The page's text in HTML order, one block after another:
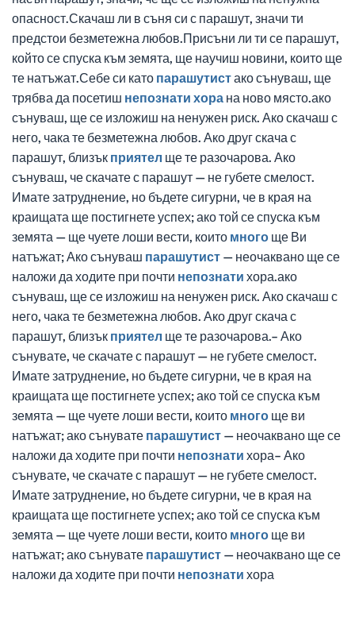
опасност.Скачаш ли в съня си с парашут, значи ти
предстои безметежна любов.Присъни ли ти се парашут,
който се спуска към земята, ще научиш новини, които ще
те натъжат.Себе си като парашутистако сънуваш, ще
трябва да посетиш непознати хора на ново място.ако
сънуваш, ще се изложиш на ненужен риск. Ако скачаш с
него, чака те безметежна любов. Ако друг скача с
парашут, близък приятел ще те разочарова. Ако
сънуваш, че скачате с парашут — не губете смелост.
Имате затруднение, но бъдете сигурни, че в края на
краищата ще постигнете успех; ако той се спуска към
земята — ще чуете лоши вести, които много ще Ви
натъжат; Ако сънуваш парашутист — неочаквано ще се
наложи да ходите при почти непознати хора.ако
сънуваш, ще се изложиш на ненужен риск. Ако скачаш с
него, чака те безметежна любов. Ако друг скача с
парашут, близък приятел ще те разочарова.– Ако
сънувате, че скачате с парашут — не губете смелост.
Имате затруднение, но бъдете сигурни, че в края на
краищата ще постигнете успех; ако той се спуска към
земята — ще чуете лоши вести, които много ще ви
натъжат; ако сънувате парашутист — неочаквано ще се
наложи да ходите при почти непознати хора– Ако
сънувате, че скачате с парашут — не губете смелост.
Имате затруднение, но бъдете сигурни, че в края на
краищата ще постигнете успех; ако той се спуска към
земята — ще чуете лоши вести, които много ще ви
натъжат; ако сънувате парашутист — неочаквано ще се
наложи да ходите при почти непознати хора